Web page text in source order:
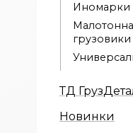
Иномарки
грузовики
ТД
Новинки